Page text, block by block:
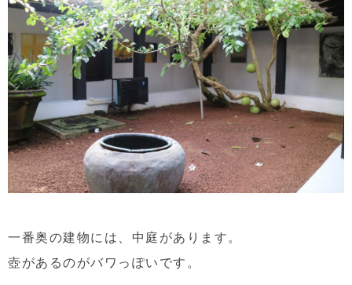
一番奥の建物には、中庭があります。
壺があるのがバワっぽいです。